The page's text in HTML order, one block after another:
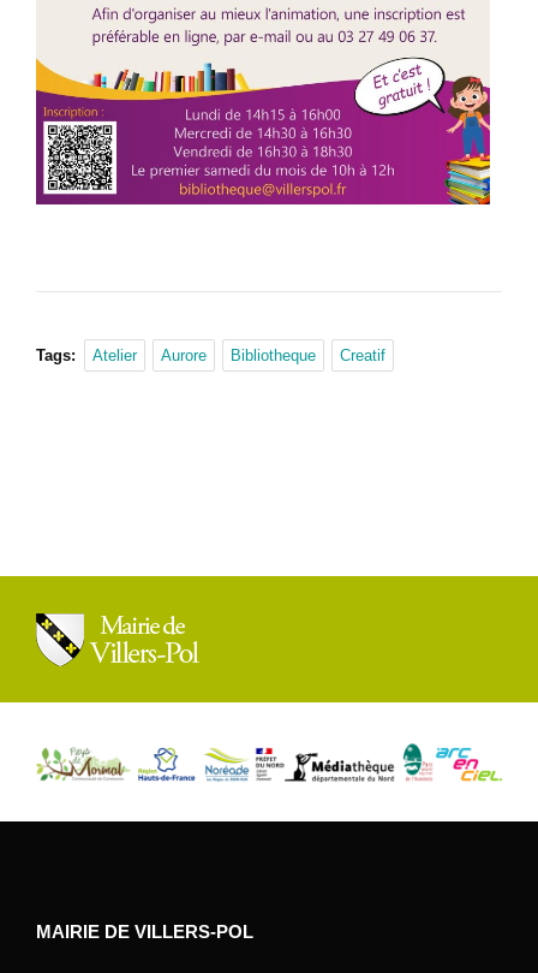
Tags: Atelier Aurore Bibliotheque Creatif
MAIRIE DE VILLERS-POL